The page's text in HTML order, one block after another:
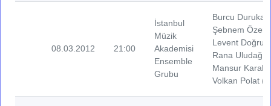
08.03.2012 21:00
İstanbul
Müzik
Akademisi
Ensemble
Grubu
Burcu
Şebnem Özer
Levent
Rana Uludağ
Mansur
Volkan Polat